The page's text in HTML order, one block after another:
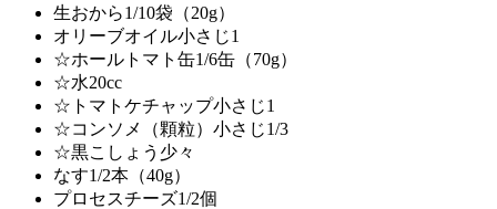
生おから1/10袋（20g）
オリーブオイル小さじ1
☆ホールトマト缶1/6缶（70g）
☆水20cc
☆トマトケチャップ小さじ1
☆コンソメ（顆粒） 小さじ1/3
☆黒こしょう 少々
なす1/2本（40g）
プロセスチーズ1/2個